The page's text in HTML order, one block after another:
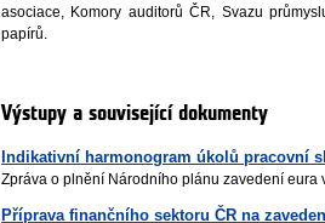
asociace, Komory auditorů ČR, Svazu
papírů.
Výstupy a související dokumenty
Indikativní harmonogram úkolů pracovní
Zpráva o plnění Národního plánu zavedení eura
Příprava finančního sektoru ČR na